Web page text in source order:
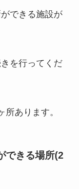
できる施設が
を行ってくだ
あります。
できる場所(2